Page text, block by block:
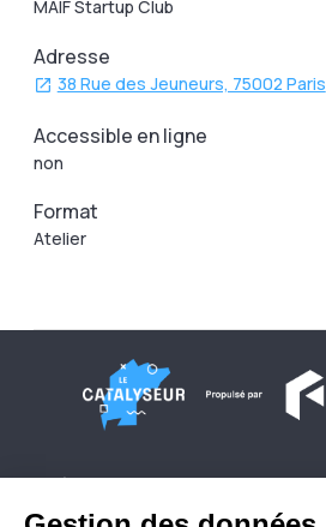
MAIF Startup Club
Adresse
38 Rue des Jeuneurs, 75002 Paris
Accessible en ligne
non
Format
Atelier
Conditions générales d'utilisation